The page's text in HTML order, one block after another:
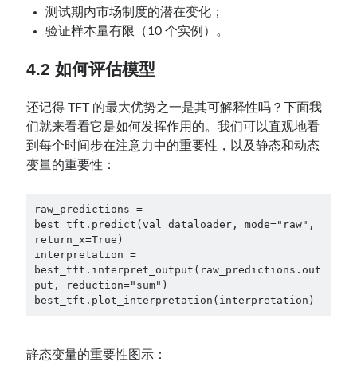
测试期内市场制度的潜在变化；
验证样本量有限（10 个实例）。
4.2 如何评估模型
还记得 TFT 的最大优势之一是其可解释性吗？下面我
们就来看看它是如何发挥作用的。我们可以直观地看
到每个时间步在注意力中的重要性，以及静态和动态
变量的重要性：
raw_predictions =
best_tft.predict(val_dataloader, mode="raw",
return_x=True)
interpretation =
best_tft.interpret_output(raw_predictions.out
put, reduction="sum")
best_tft.plot_interpretation(interpretation)
静态变量的重要性图示：